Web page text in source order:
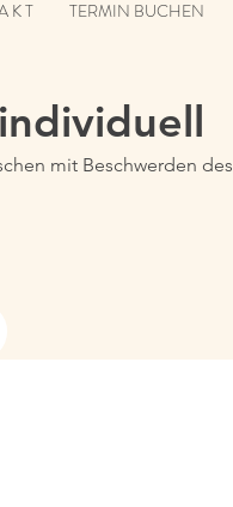
K T TERMIN BUCHEN
mit Beschwerden des